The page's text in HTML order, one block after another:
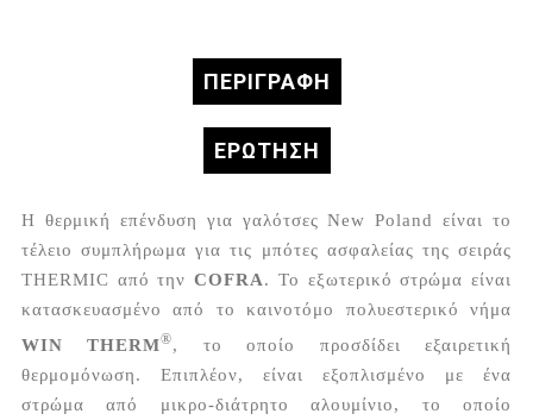
ΠΕΡΙΓΡΑΦΉ
ΕΡΏΤΗΣΗ
Η θερμική επένδυση για γαλότσες New Poland είναι το
τέλειο συμπλήρωμα για τις μπότες ασφαλείας της σειράς
THERMIC από τηνCOFRA. Το εξωτερικό στρώμα είναι
κατασκευασμένο από το καινοτόμο πολυεστερικό νήμα
WIN THERM®, το οποίο προσδίδει εξαιρετική
θερμομόνωση. Επιπλέον, είναι εξοπλισμένο με ένα
στρώμα από μικρο-διάτρητο αλουμίνιο, το οποίο